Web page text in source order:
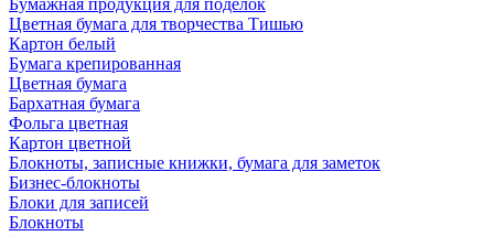
Бумажная продукция для поделок
Цветная бумага для творчества Тишью
Картон белый
Бумага крепированная
Цветная бумага
Бархатная бумага
Фольга цветная
Картон цветной
Блокноты, записные книжки, бумага для заметок
Бизнес-блокноты
Блоки для записей
Блокноты